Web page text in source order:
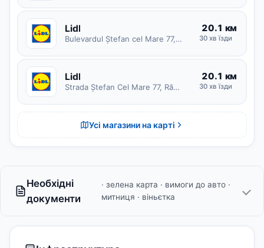
Lidl
Bulevardul Ștefan cel Mare 77, Rădăuți
20.1 км
30 хв їзди
Lidl
Strada Ștefan Cel Mare 77, Rădăuți
20.1 км
30 хв їзди
Усі магазини на карті
Необхідні
документи
· зелена карта · вимоги до авто ·
митниця · віньєтка